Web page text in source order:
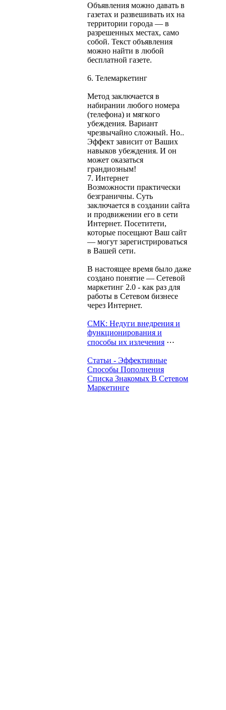
Объявления можно давать в
газетах и развешивать их на
территории города — в
разрешенных местах, само
собой. Текст объявления
можно найти в любой
бесплатной газете.
6. Телемаркетинг
Метод заключается в
набирании любого номера
(телефона) и мягкого
убеждения. Вариант
чрезвычайно сложный. Но..
Эффект зависит от Ваших
навыков убеждения. И он
может оказаться
грандиозным!
7. Интернет
Возможности практически
безграничны. Суть
заключается в создании сайта
и продвижении его в сети
Интернет. Посетитети,
которые посещают Ваш сайт
— могут зарегистрироваться
в Вашей сети.
В настоящее время было даже
создано понятие — Сетевой
маркетинг 2.0 - как раз для
работы в Сетевом бизнесе
через Интернет.
СМК: Недуги внедрения и
функционирования и
способы их излечения ⋯
Статьи - Эффективные
Способы Пополнения
Списка Знакомых В Сетевом
Маркетинге